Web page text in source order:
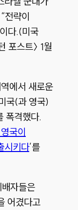
전략이
다.(미국
포스트〉 1월
에서 새로운
국(과 영국)
폭격했다.
국이
시키다’를
자들은
어겼다고